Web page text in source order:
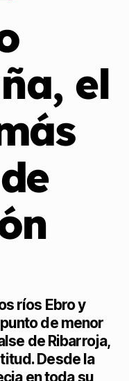
el
ríos Ebro y
de menor
de Ribarroja,
Desde la
en toda su